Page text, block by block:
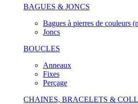
BAGUES & JONCS
Bagues à pierres de couleurs
Joncs
BOUCLES
Anneaux
Fixes
Perçage
CHAINES, BRACELETS &